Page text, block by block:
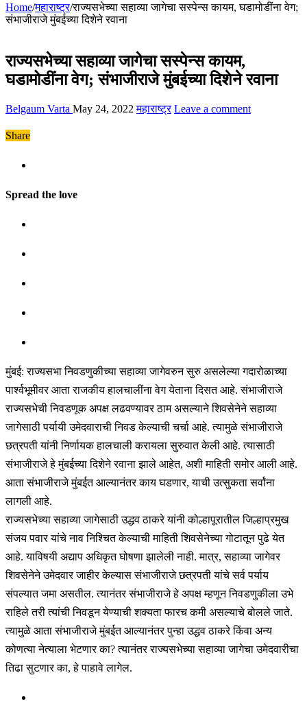
Home/महाराष्ट्र/राज्यसभेच्या सहाव्या जागेचा सस्पेन्स कायम, घडामोडींना वेग;
संभाजीराजे मुंबईच्या दिशेने रवाना
राज्यसभेच्या सहाव्या जागेचा सस्पेन्स कायम,
घडामोडींना वेग; संभाजीराजे मुंबईच्या दिशेने रवाना
Belgaum Varta May 24, 2022 महाराष्ट्र Leave a comment
Share
Spread the love
मुंबई: राज्यसभा निवडणुकीच्या सहाव्या जागेवरुन सुरु असलेल्या गदारोळाच्या
पार्श्वभूमीवर आता राजकीय हालचालींना वेग येताना दिसत आहे. संभाजीराजे
राज्यसभेची निवडणूक अपक्ष लढवण्यावर ठाम असल्याने शिवसेनेने सहाव्या
जागेसाठी पर्यायी उमेदवाराची निवड केल्याची चर्चा आहे. त्यामुळे संभाजीराजे
छत्रपती यांनी निर्णायक हालचाली करायला सुरुवात केली आहे. त्यासाठी
संभाजीराजे हे मुंबईच्या दिशेने रवाना झाले आहेत, अशी माहिती समोर आली आहे.
आता संभाजीराजे मुंबईत आल्यानंतर काय घडणार, याची उत्सुकता सर्वांना
लागली आहे.
राज्यसभेच्या सहाव्या जागेसाठी उद्धव ठाकरे यांनी कोल्हापूरातील जिल्हाप्रमुख
संजय पवार यांचे नाव निश्चित केल्याची माहिती शिवसेनेच्या गोटातून पुढे येत
आहे. याविषयी अद्याप अधिकृत घोषणा झालेली नाही. मात्र, सहाव्या जागेवर
शिवसेनेने उमेदवार जाहीर केल्यास संभाजीराजे छत्रपती यांचे सर्व पर्याय
संपल्यात जमा असतील. त्यानंतर संभाजीराजे हे अपक्ष म्हणून निवडणुकीला उभे
राहिले तरी त्यांची निवडून येण्याची शक्यता फारच कमी असल्याचे बोलले जाते.
त्यामुळे आता संभाजीराजे मुंबईत आल्यानंतर पुन्हा उद्धव ठाकरे किंवा अन्य
कोणत्या नेत्याला भेटणार का? त्यानंतर राज्यसभेच्या सहाव्या जागेचा उमेदवारीचा
तिढा सुटणार का, हे पाहावे लागेल.